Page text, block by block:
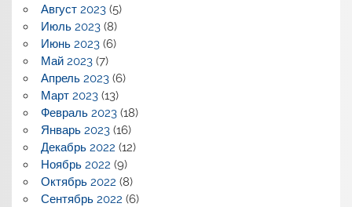
Август 2023(5)
Июль 2023(8)
Июнь 2023(6)
Май 2023(7)
Апрель 2023(6)
Март 2023(13)
Февраль 2023(18)
Январь 2023(16)
Декабрь 2022 (12)
Ноябрь 2022 (9)
Октябрь 2022 (8)
Сентябрь 2022 (6)